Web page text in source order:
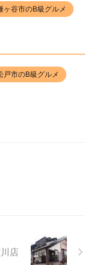
ヶ谷市のB級グルメ
戸市のB級グルメ
店